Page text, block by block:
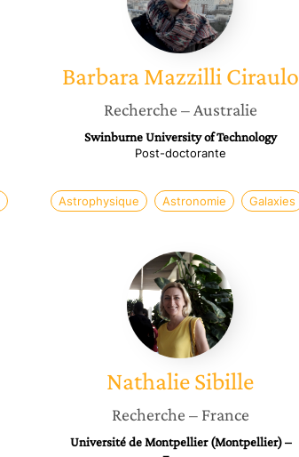
Barbara Mazzilli Ciraulo
Recherche – Australie
Swinburne University of Technology
Post-doctorante
Astrophysique Astronomie Galaxies
Nathalie
Sibille
NathalieSibille
Recherche – France
Université de Montpellier (Montpellier) –